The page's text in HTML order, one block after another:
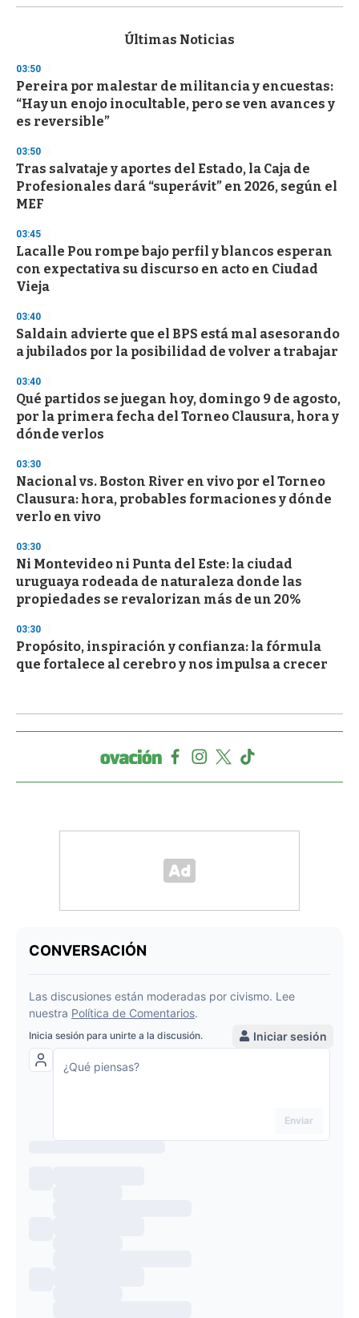
s
d
s
o
3
s
e
c
o
n
Últimas Noticias
03:50
Pereira por malestar de militancia y encuestas:
“Hay un enojo inocultable, pero se ven avances y
es reversible”
03:50
Tras salvataje y aportes del Estado, la Caja de
Profesionales dará “superávit” en 2026, según el
MEF
03:45
Lacalle Pou rompe bajo perfil y blancos esperan
con expectativa su discurso en acto en Ciudad
Vieja
03:40
Saldain advierte que el BPS está mal asesorando
a jubilados por la posibilidad de volver a trabajar
03:40
Qué partidos se juegan hoy, domingo 9 de agosto,
por la primera fecha del Torneo Clausura, hora y
dónde verlos
03:30
Nacional vs. Boston River en vivo por el Torneo
Clausura: hora, probables formaciones y dónde
verlo en vivo
03:30
Ni Montevideo ni Punta del Este: la ciudad
uruguaya rodeada de naturaleza donde las
propiedades se revalorizan más de un 20%
03:30
Propósito, inspiración y confianza: la fórmula
que fortalece al cerebro y nos impulsa a crecer